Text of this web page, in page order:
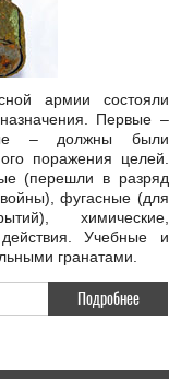
армии состояли
Первые –
– должны были
поражения целей.
(перешли в разряд
фугасные (для
химические,
действия. Учебные и
гранатами.
Подробнее